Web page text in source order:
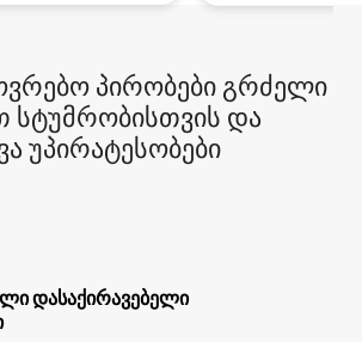
პირობები გრძელი
სტუმრობისთვის და
უპირატესობები
დასაქირავებელი